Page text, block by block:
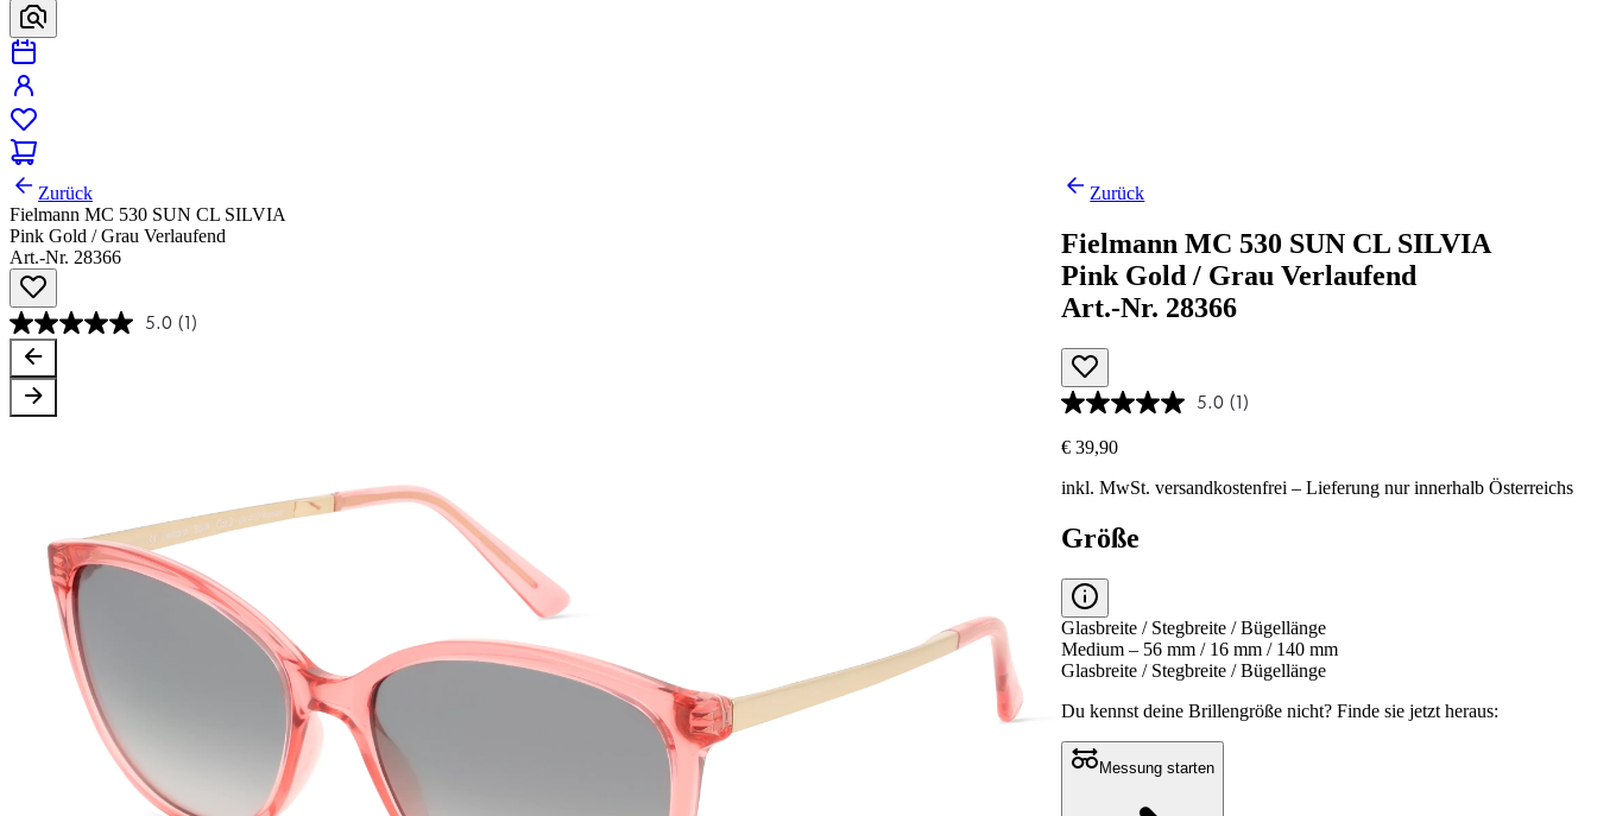
Zurück
Fielmann MC 530 SUN CL SILVIA
Pink Gold / Grau Verlaufend
Art.-Nr. 28366
5.0 (1)
Zurück
Fielmann MC 530 SUN CL SILVIA
Pink Gold / Grau Verlaufend
Art.-Nr. 28366
5.0 (1)
€ 39,90
inkl. MwSt.versandkostenfrei – Lieferung nur innerhalb Österreichs
Größe
Glasbreite / Stegbreite / Bügellänge
Medium – 56 mm / 16 mm / 140 mm
Glasbreite / Stegbreite / Bügellänge
Du kennst deine Brillengröße nicht?Finde sie jetzt heraus:
Messung starten